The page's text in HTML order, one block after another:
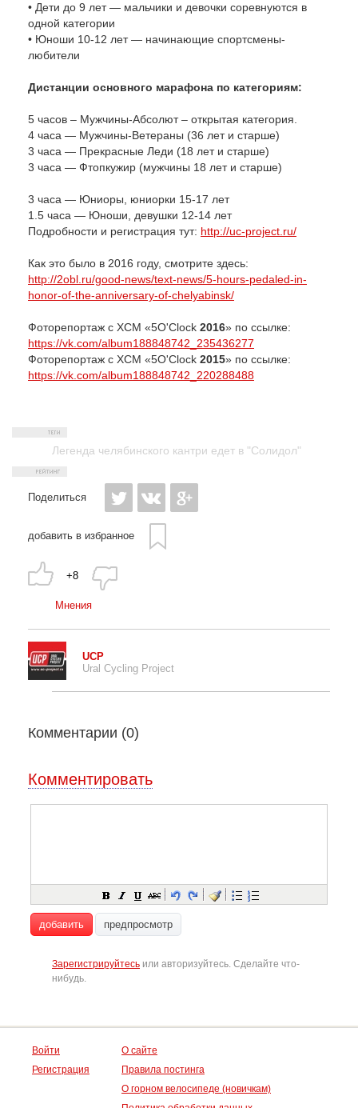
• Дети до 9 лет — мальчики и девочки соревнуются в
одной категории
• Юноши 10-12 лет — начинающие спортсмены-
любители
Дистанции основного марафона по категориям:
5 часов – Мужчины-Абсолют – открытая категория.
4 часа — Мужчины-Ветераны (36 лет и старше)
3 часа — Прекрасные Леди (18 лет и старше)
3 часа — Фтопкужир (мужчины 18 лет и старше)
3 часа — Юниоры, юниорки 15-17 лет
1.5 часа — Юноши, девушки 12-14 лет
Подробности и регистрация тут: http://uc-project.ru/
Как это было в 2016 году, смотрите здесь:
http://2obl.ru/good-news/text-news/5-hours-pedaled-in-
honor-of-the-anniversary-of-chelyabinsk/
Фоторепортаж с XCM «5O'Clock 2016» по ссылке:
https://vk.com/album188848742_235436277
Фоторепортаж с XCM «5O'Clock 2015» по ссылке:
https://vk.com/album188848742_220288488
Легенда челябинского кантри едет в "Солидол"
Поделиться
добавить в избранное
+8
Мнения
UCP
Ural Cycling Project
Комментарии (0)
Комментировать
добавить предпросмотр
Зарегистрируйтесь или авторизуйтесь. Сделайте что-
нибудь.
Войти
Регистрация
О сайте
Правила постинга
О горном велосипеде (новичкам)